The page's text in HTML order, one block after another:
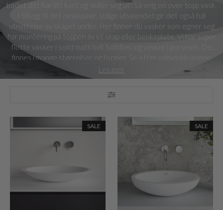
badet ditt har litt kant og skiller seg ut? Så velg en over topp vask.
I tillegg til det eksklusive, stilige utseendet gir det også full
utnyttelse av skapet under. Her finner du vasker som egner seg
for montering på toppen av et skap eller benkeplate. Vi har super
flotte vasker i solid matt hvit Solidtec og vasker i porselen. De
finnes i mange størrelser og former. Se etter oppvaskkummen
som passer til badet ditt.
Les mer
SALE SALE